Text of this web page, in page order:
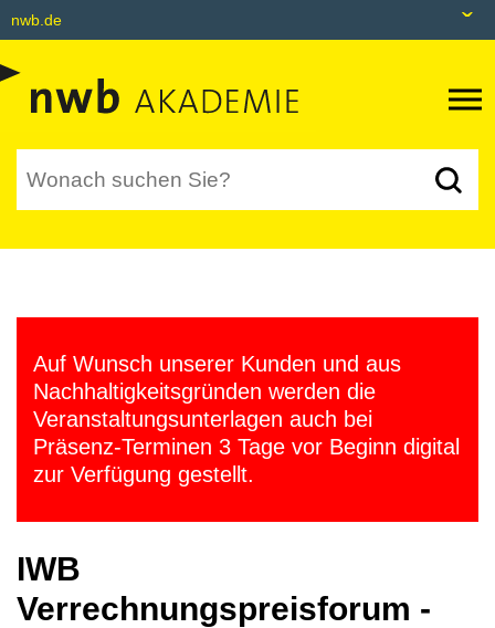
nwb.de
Datenbank
Akademie
tax&bytes
NWB NEO
Auf Wunsch unserer Kunden und aus
Nachhaltigkeitsgründen werden die
Veranstaltungsunterlagen auch bei
Präsenz-Terminen 3 Tage vor Beginn digital
zur Verfügung gestellt.
IWB
Verrechnungspreisforum -